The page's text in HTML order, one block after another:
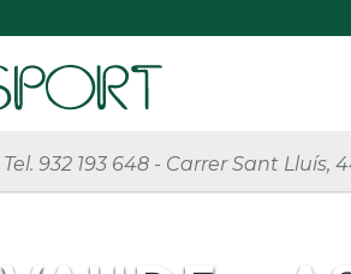
Tel. 932 193 648 - Carrer Sant Lluís,